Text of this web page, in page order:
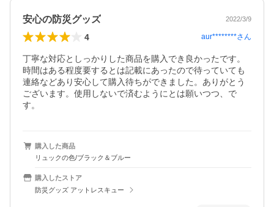
安心の防災グッズ 2022/3/9
4 aur********さん
丁寧な対応としっかりした商品を購入でき良かったです。
時間はある程度要するとは記載にあったので待っていても
連絡などあり安心して購入待ちができました。ありがとう
ございます。使用しないで済むようにとは願いつつ、で
す。
購入した商品
リュックの色/ブラック＆ブルー
購入したストア
防災グッズ アットレスキュー